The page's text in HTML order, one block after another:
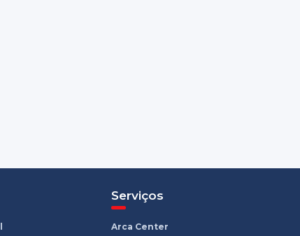
Serviços
Arca Center